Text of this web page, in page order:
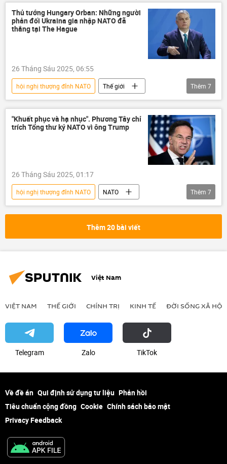
Nga
Ukraina Vladimir Zelensky
Thủ tướng Hungary Orban: Những người
phản đối Ukraina gia nhập NATO đã
thắng tại The Hague
26 Tháng Sáu 2025, 06:55
hội nghị thượng đỉnh NATO
Thế giới
Viktor Orban
NATO
Ukraina
Tayyip Erdogan
Donald Trump
Hungary
Châu Âu
Thêm 7
"Khuất phục và hạ nhục". Phương Tây chỉ
trích Tổng thư ký NATO vì ông Trump
26 Tháng Sáu 2025, 01:17
hội nghị thượng đỉnh NATO
NATO
Mark Rutte
Donald Trump
phương Tây
Bộ Quốc phòng Mỹ
Châu Âu
Thêm 7
Thêm 20 bài viết
Việt Nam
VIỆT NAM THẾ GIỚI CHÍNH TRỊ KINH TẾ ĐỜI SỐNG XÃ HỘI
Telegram Zalo ТikТоk
Về đề án Qui định sử dụng tư liệu Phản hồi
Tiêu chuẩn cộng đồng Cookie Chính sách bảo mật
Privacy Feedback